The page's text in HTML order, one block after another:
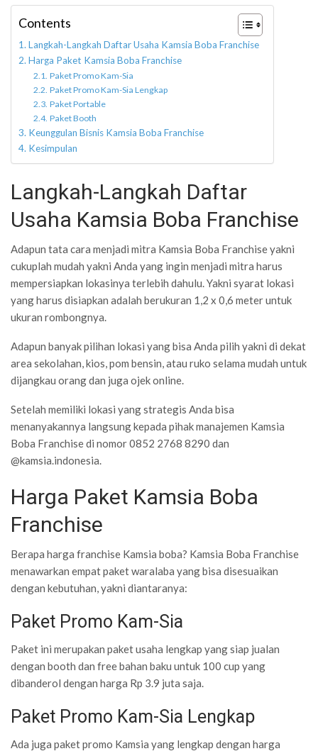
Contents
Langkah-Langkah Daftar Usaha Kamsia Boba Franchise
Harga Paket Kamsia Boba Franchise
Paket Promo Kam-Sia
Paket Promo Kam-Sia Lengkap
Paket Portable
Paket Booth
Keunggulan Bisnis Kamsia Boba Franchise
Kesimpulan
Langkah-Langkah Daftar
Usaha Kamsia Boba Franchise
Adapun tata cara menjadi mitra Kamsia Boba Franchise yakni
cukuplah mudah yakni Anda yang ingin menjadi mitra harus
mempersiapkan lokasinya terlebih dahulu. Yakni syarat lokasi
yang harus disiapkan adalah berukuran 1,2 x 0,6 meter untuk
ukuran rombongnya.
Adapun banyak pilihan lokasi yang bisa Anda pilih yakni di dekat
area sekolahan, kios, pom bensin, atau ruko selama mudah untuk
dijangkau orang dan juga ojek online.
Setelah memiliki lokasi yang strategis Anda bisa
menanyakannya langsung kepada pihak manajemen Kamsia
Boba Franchise di nomor 0852 2768 8290 dan
@kamsia.indonesia.
Harga Paket Kamsia Boba
Franchise
Berapa harga franchise Kamsia boba? Kamsia Boba Franchise
menawarkan empat paket waralaba yang bisa disesuaikan
dengan kebutuhan, yakni diantaranya:
Paket Promo Kam-Sia
Paket ini merupakan paket usaha lengkap yang siap jualan
dengan booth dan free bahan baku untuk 100 cup yang
dibanderol dengan harga Rp 3.9 juta saja.
Paket Promo Kam-Sia Lengkap
Ada juga paket promo Kamsia yang lengkap dengan harga